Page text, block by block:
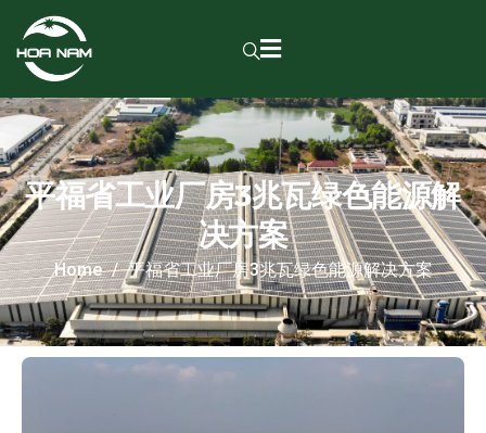
平福省工业厂房3兆瓦绿色能源解
决方案
Home 平福省工业厂房3兆瓦绿色能源解决方案